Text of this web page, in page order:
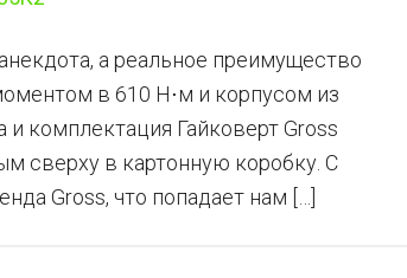
а реальное преимущество
в 610 Н⋅м и корпусом из
комплектация Гайковерт Gross
сверху в картонную коробку. С
Gross, что попадает нам […]